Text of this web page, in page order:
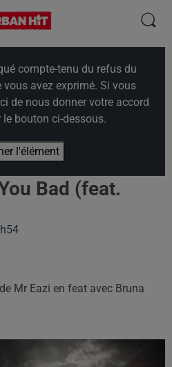
compte-tenu du refus du
avez exprimé. Si vous
de nous donner votre accord
bouton ci-dessous.
l'élément
Bad (feat.
Mr Eazi en feat avec Bruna